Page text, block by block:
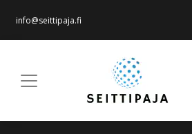
info@seittipaja.fi